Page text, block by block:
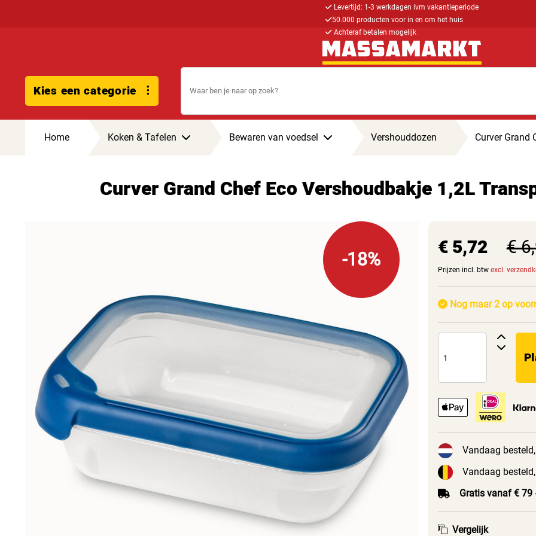
Levertijd: 1-3 werkdagen ivm vakantieperiode
50.000 producten voor in en om het huis
Achteraf betalen mogelijk
Kies een categorie
Home Koken & Tafelen Bewaren van voedsel Vershouddozen Curver Grand
Curver Grand Chef Eco Vershoudbakje 1,2L
-18% € 5,72 €
Prijzen incl. btw excl.
Nog maar 2 op
Vandaag
Vandaag
Gratis vanaf € 79
Vergelijk